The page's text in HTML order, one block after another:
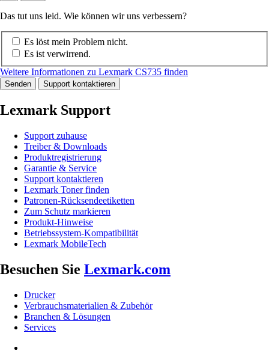
Das tut uns leid. Wie können wir uns verbessern?
Es löst mein Problem nicht.
Es ist verwirrend.
Weitere Informationen zu Lexmark CS735 finden
Senden Support kontaktieren
Lexmark Support
Support zuhause
Treiber & Downloads
Produktregistrierung
Garantie & Service
Support kontaktieren
Lexmark Toner finden
Patronen-Rücksendeetiketten
Zum Schutz markieren
Produkt-Hinweise
Betriebssystem-Kompatibilität
Lexmark MobileTech
Besuchen Sie Lexmark.com
Drucker
Verbrauchsmaterialien & Zubehör
Branchen & Lösungen
Services